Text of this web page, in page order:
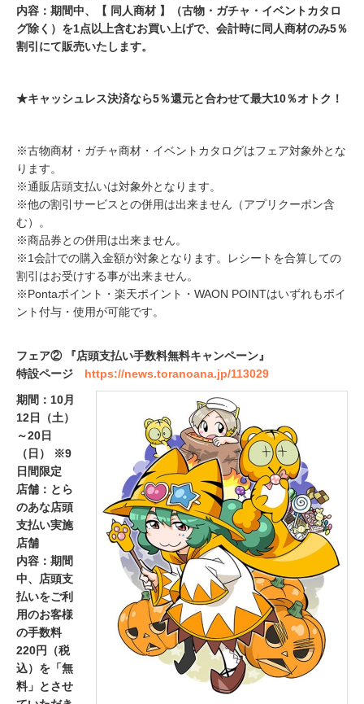
内容：期間中、【 同人商材 】（古物・ガチャ・イベントカタロ
グ除く）を1点以上含むお買い上げで、会計時に同人商材のみ5％
割引にて販売いたします。
★キャッシュレス決済なら5％還元と合わせて最大10％オトク！
※古物商材・ガチャ商材・イベントカタログはフェア対象外とな
ります。
※通販店頭支払いは対象外となります。
※他の割引サービスとの併用は出来ません（アプリクーポン含
む）。
※商品券との併用は出来ません。
※1会計での購入金額が対象となります。レシートを合算しての
割引はお受けする事が出来ません。
※Pontaポイント・楽天ポイント・WAON POINTはいずれもポイ
ント付与・使用が可能です。
フェア② 『店頭支払い手数料無料キャンペーン』
特設ページ https://news.toranoana.jp/113029
期間：10月
12日（土）
～20日
（日） ※9
日間限定
店舗：とら
のあな店頭
支払い実施
店舗
内容：期間
中、店頭支
払いをご利
用のお客様
の手数料
220円（税
込）を「無
料」とさせ